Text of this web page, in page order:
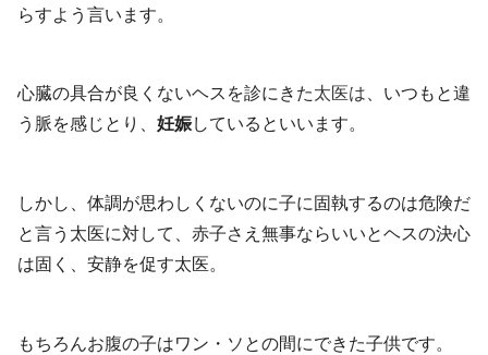
らすよう言います。
心臓の具合が良くないヘスを診にきた太医は、いつもと違
う脈を感じとり、 妊娠しているといいます。
しかし、体調が思わしくないのに子に固執するのは危険だ
と言う太医に対して、赤子さえ無事ならいいとヘスの決心
は固く、安静を促す太医。
もちろんお腹の子はワン・ソとの間にできた子供です。